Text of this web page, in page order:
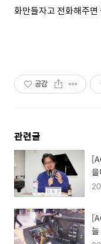
화만들자고 전화해주
공감
관련글
디